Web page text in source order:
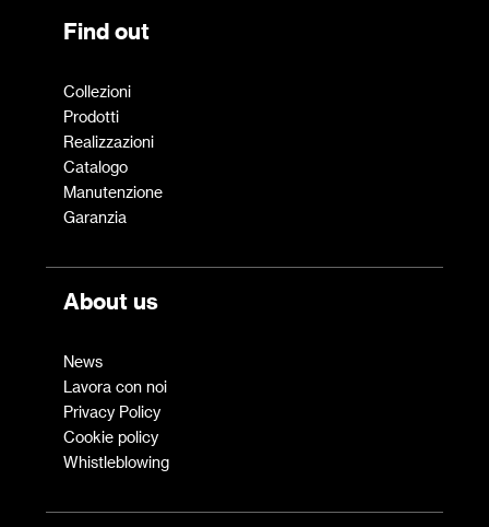
Find out
Collezioni
Prodotti
Realizzazioni
Catalogo
Manutenzione
Garanzia
About us
News
Lavora con noi
Privacy Policy
Cookie policy
Whistleblowing